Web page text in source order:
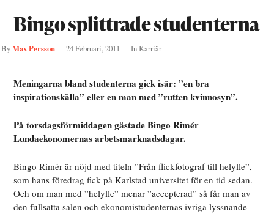
Bingo splittrade studenterna
ByMax Persson -24 Februari, 2011 - In Karriär
Meningarna bland studenterna gick isär: ”en bra
inspirationskälla” eller en man med ”rutten kvinnosyn”.
På torsdagsförmiddagen gästade Bingo Rimér
Lundaekonomernas arbetsmarknadsdagar.
Bingo Rimér är nöjd med titeln ”Från flickfotograf till helylle”,
som hans föredrag fick på Karlstad universitet för en tid sedan.
Och om man med ”helylle” menar ”accepterad” så får man av
den fullsatta salen och ekonomistudenternas ivriga lyssnande